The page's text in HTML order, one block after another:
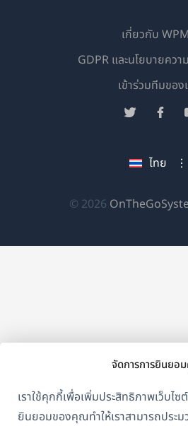
จัดการการยินยอ
เราใช้คุกกี้เพื่อเพิ่มประสิทธิภาพเว็บไซ
ยินยอมของคุณทำให้เราสามารถประ
© 2026
ไทย
เกี่ยวกับ
GDPR และนโยบายคว
เข้าร่วมทีมของ
(เปิด
ใหม่)
(เปิด
ใหม่)